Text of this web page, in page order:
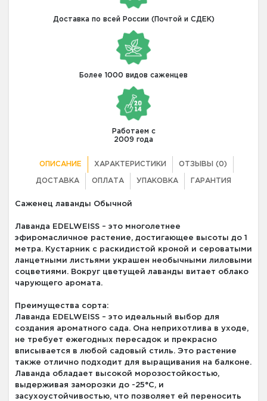
Доставка по всей России (Почтой и СДЕК)
Более 1000 видов саженцев
Работаем с
2009 года
ОПИСАНИЕ ХАРАКТЕРИСТИКИ ОТЗЫВЫ (0)
ДОСТАВКА ОПЛАТА УПАКОВКА ГАРАНТИЯ
Саженец лаванды Обычной
Лаванда EDELWEISS – это многолетнее
эфиромасличное растение, достигающее высоты до 1
метра. Кустарник с раскидистой кроной и сероватыми
ланцетными листьями украшен необычными лиловыми
соцветиями. Вокруг цветущей лаванды витает облако
чарующего аромата.
Преимущества сорта:
Лаванда EDELWEISS – это идеальный выбор для
создания ароматного сада. Она неприхотлива в уходе,
не требует ежегодных пересадок и прекрасно
вписывается в любой садовый стиль. Это растение
также отлично подходит для выращивания на балконе.
Лаванда обладает высокой морозостойкостью,
выдерживая заморозки до -25°C, и
засухоустойчивостью, что позволяет ей переносить